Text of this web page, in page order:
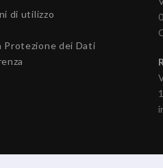
di utilizzo
Protezione dei Dati